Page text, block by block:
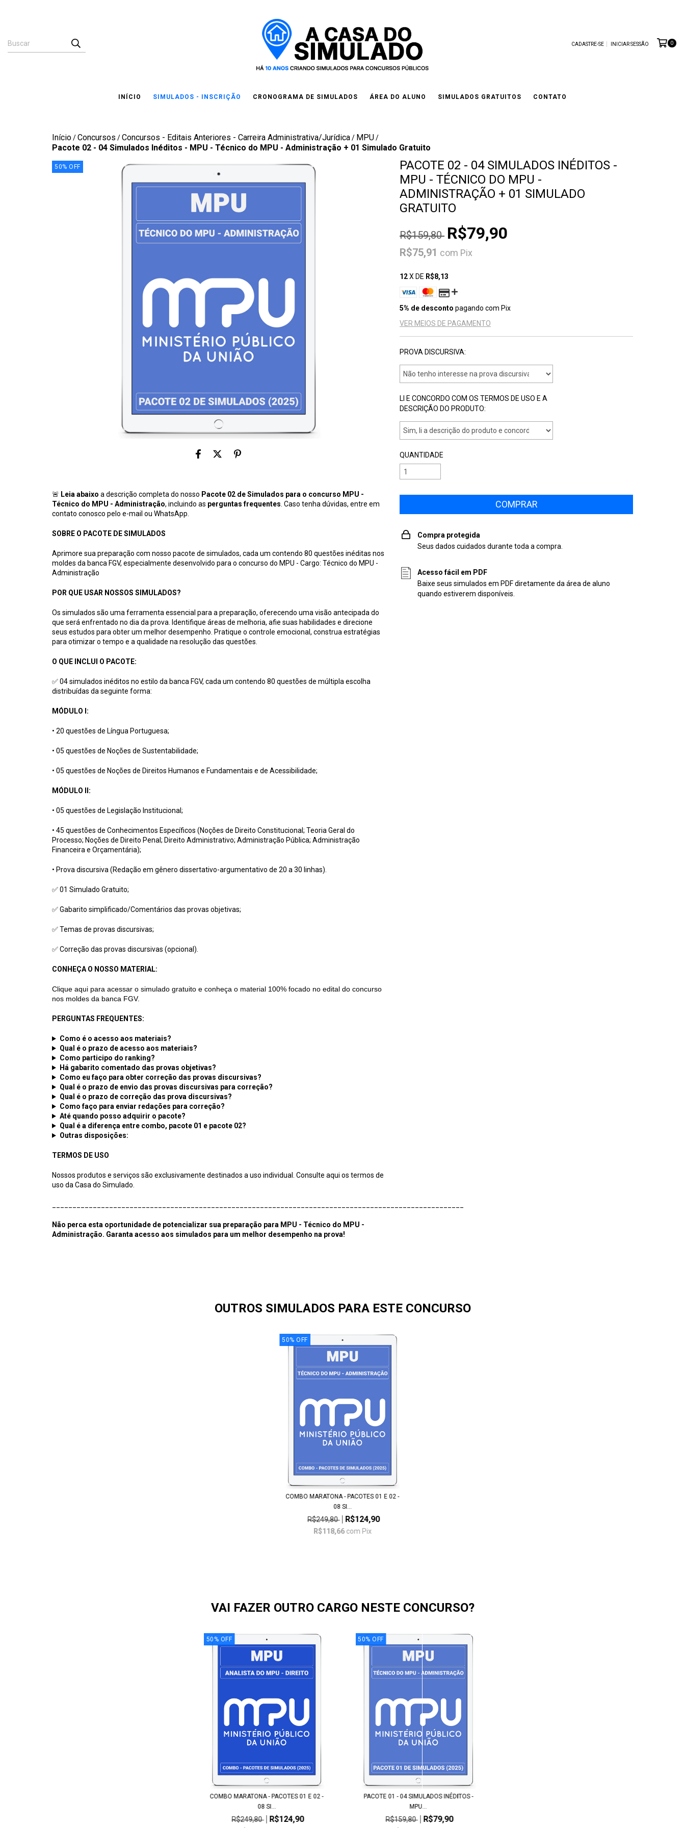
CADASTRE-SE INICIAR SESSÃO 0
INÍCIO SIMULADOS - INSCRIÇÃO CRONOGRAMA DE SIMULADOS ÁREA DO ALUNO SIMULADOS GRATUITOS CONTATO
Início/Concursos /Concursos - Editais Anteriores - Carreira Administrativa/Jurídica/ MPU/
Pacote 02 - 04 Simulados Inéditos - MPU - Técnico do MPU - Administração + 01 Simulado Gratuito
50% OFF
🚨 Leia abaixo a descrição completa do nosso Pacote 02 de Simulados para o concurso MPU -
Técnico do MPU - Administração, incluindo as perguntas frequentes . Caso tenha dúvidas, entre em
contato conosco pelo e-mail ou WhatsApp.
SOBRE O PACOTE DE SIMULADOS
Aprimore sua preparação com nosso pacote de simulados, cada um contendo 80 questões inéditas nos
moldes da banca FGV, especialmente desenvolvido para o concurso do MPU - Cargo: Técnico do MPU -
Administração
POR QUE USAR NOSSOS SIMULADOS?
Os simulados são uma ferramenta essencial para a preparação, oferecendo uma visão antecipada do
que será enfrentado no dia da prova. Identifique áreas de melhoria, afie suas habilidades e direcione
seus estudos para obter um melhor desempenho. Pratique o controle emocional, construa estratégias
para otimizar o tempo e a qualidade na resolução das questões.
O QUE INCLUI O PACOTE:
✅ 04 simulados inéditos no estilo da banca FGV, cada um contendo 80 questões de múltipla escolha
distribuídas da seguinte forma:
MÓDULO I:
• 20 questões de Língua Portuguesa;
• 05 questões de Noções de Sustentabilidade;
• 05 questões de Noções de Direitos Humanos e Fundamentais e de Acessibilidade;
MÓDULO II:
• 05 questões de Legislação Institucional;
• 45 questões de Conhecimentos Específicos (Noções de Direito Constitucional; Teoria Geral do
Processo; Noções de Direito Penal; Direito Administrativo; Administração Pública; Administração
Financeira e Orçamentária);
• Prova discursiva (Redação em gênero dissertativo-argumentativo de 20 a 30 linhas).
✅ 01 Simulado Gratuito;
✅ Gabarito simplificado/Comentários das provas objetivas;
✅ Temas de provas discursivas;
✅ Correção das provas discursivas (opcional).
CONHEÇA O NOSSO MATERIAL:
Clique aqui para acessar o simulado gratuito e conheça o material 100% focado no edital do concurso
nos moldes da banca FGV.
PERGUNTAS FREQUENTES:
Como é o acesso aos materiais?
Qual é o prazo de acesso aos materiais?
Como participo do ranking?
Há gabarito comentado das provas objetivas?
Como eu faço para obter correção das provas discursivas?
Qual é o prazo de envio das provas discursivas para correção?
Qual é o prazo de correção das prova discursivas?
Como faço para enviar redações para correção?
Até quando posso adquirir o pacote?
Qual é a diferença entre combo, pacote 01 e pacote 02?
Outras disposições:
TERMOS DE USO
Nossos produtos e serviços são exclusivamente destinados a uso individual. Consulte aqui os termos de
uso da Casa do Simulado.
Não perca esta oportunidade de potencializar sua preparação para MPU - Técnico do MPU -
Administração. Garanta acesso aos simulados para um melhor desempenho na prova!
PACOTE 02 - 04 SIMULADOS INÉDITOS -
MPU - TÉCNICO DO MPU -
ADMINISTRAÇÃO + 01 SIMULADO
GRATUITO
R$159,80 R$79,90
R$75,91 com Pix
12X DE R$8,13
5% de desconto pagando com Pix
VER MEIOS DE PAGAMENTO
PROVA DISCURSIVA:
LI E CONCORDO COM OS TERMOS DE USO E A
DESCRIÇÃO DO PRODUTO:
QUANTIDADE
Compra protegida
Seus dados cuidados durante toda a compra.
Acesso fácil em PDF
Baixe seus simulados em PDF diretamente da área de aluno
quando estiverem disponíveis.
OUTROS SIMULADOS PARA ESTE CONCURSO
50%OFF
COMBO MARATONA - PACOTES 01 E 02 -
08 SI...
R$249,80 R$124,90
R$118,66 com Pix
VAI FAZER OUTRO CARGO NESTE CONCURSO?
50 % OFF
COMBO MARATONA - PACOTES 01 E 02 -
08 SI...
R$249,80 R$124,90
50% OFF
PACOTE 01 - 04 SIMULADOS INÉDITOS -
MPU...
R$159,80 R$79,90